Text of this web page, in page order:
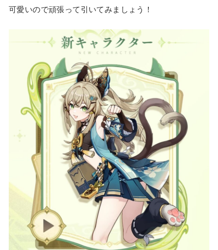
可愛いので頑張って引いてみましょう！